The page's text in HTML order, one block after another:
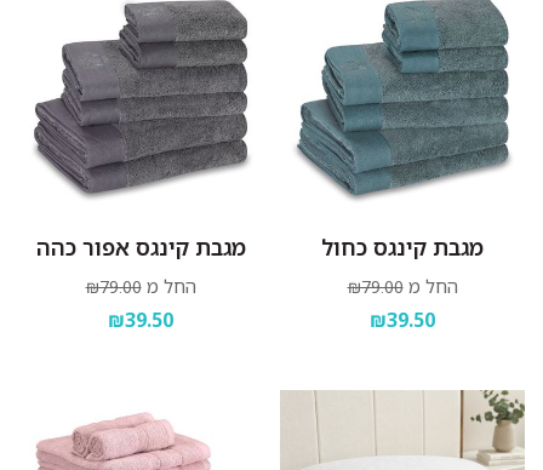
מגבת קינגס כחול
החל מ ₪79.00
₪39.50
מגבת קינגס אפור כהה
החל מ ₪79.00
₪39.50